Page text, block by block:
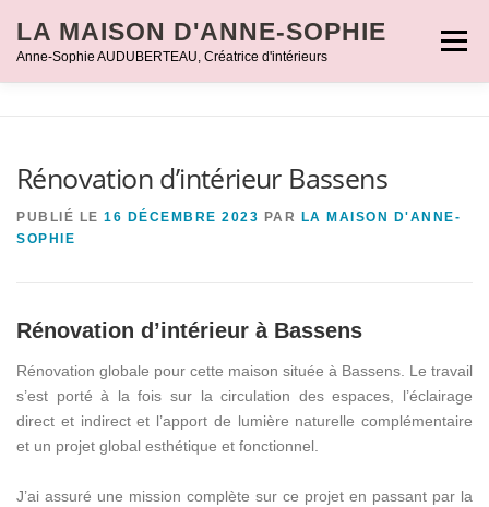
contenu
LA MAISON D'ANNE-SOPHIE
Anne-Sophie AUDUBERTEAU, Créatrice d'intérieurs
Menu
PROFESSIONNELS
Rénovation d’intérieur Bassens
PUBLIÉ LE 16 DÉCEMBRE 2023 PAR
LA MAISON D'ANNE-
SOPHIE
Rénovation d’intérieur à Bassens
Rénovation globale pour cette maison située à Bassens. Le travail
s’est porté à la fois sur la circulation des espaces, l’éclairage
direct et indirect et l’apport de lumière naturelle complémentaire
et un projet global esthétique et fonctionnel.
J’ai assuré une mission complète sur ce projet en passant par la